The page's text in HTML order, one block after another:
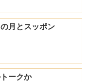
月とスッポン
ークか